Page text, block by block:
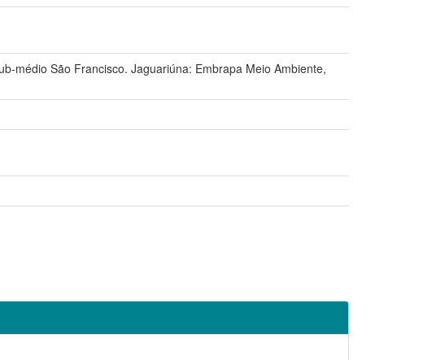
médio São Francisco. Jaguariúna: Embrapa Meio Ambiente,